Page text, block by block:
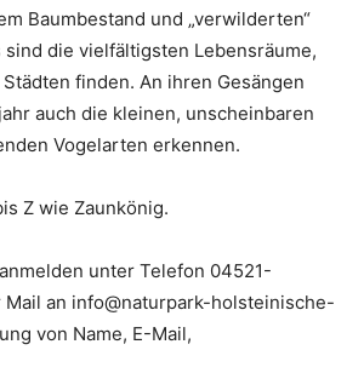
Baumbestand und „verwilderten“
sind die vielfältigsten Lebensräume,
finden. An ihren Gesängen
auch die kleinen, unscheinbaren
Vogelarten erkennen.
Z wie Zaunkönig.
unter Telefon 04521-
an info@naturpark-holsteinische-
von Name, E-Mail,